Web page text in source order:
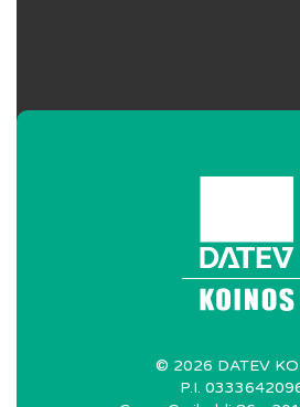
© 2026 DATEV
P.I.